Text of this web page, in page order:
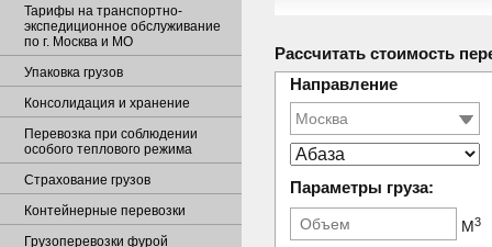
Рассчитать стоимость
Направление
Параметры груза:
М3
Тарифы на транспортно-
экспедиционное обслуживание
по г. Москва и МО
Упаковка грузов
Консолидация и хранение
Перевозка при соблюдении
особого теплового режима
Страхование грузов
Контейнерные перевозки
Грузоперевозки фурой